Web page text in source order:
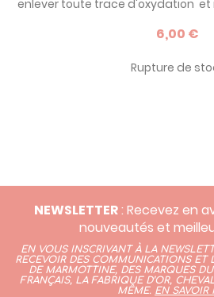
enlever toute trace d'oxydation
comme neufs et vous pourrez à
6,00 €
Rupture de
NEWSLETTER: Recevez en
nouveautés et
EN VOUS INSCRIVANT À LA
RECEVOIR DES COMMUNICATIONS ET
DE MARMOTTINE, DES MARQUES
FRANÇAIS, LA FABRIQUE D’OR,
MÊME. EN SAVOIR